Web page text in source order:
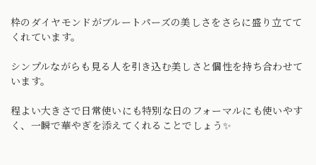
枠のダイヤモンドがブルートパーズの美しさをさらに盛り立てて
くれています。
シンプルながらも見る人を引き込む美しさと個性を持ち合わせて
います。
程よい大きさで日常使いにも特別な日のフォーマルにも使いやす
く、一瞬で華やぎを添えてくれることでしょう✨